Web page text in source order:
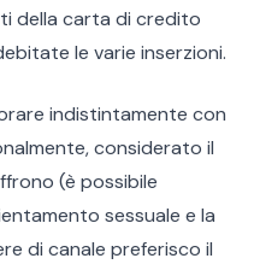
della carta di credito
le varie inserzioni.
indistintamente con
considerato il
(è possibile
sessuale e la
di canale preferisco il